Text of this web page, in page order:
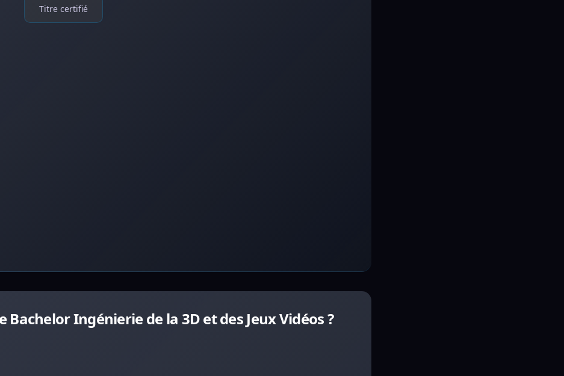
Titre certifié
Ingénierie de la 3D et des Jeux Vidéos ?